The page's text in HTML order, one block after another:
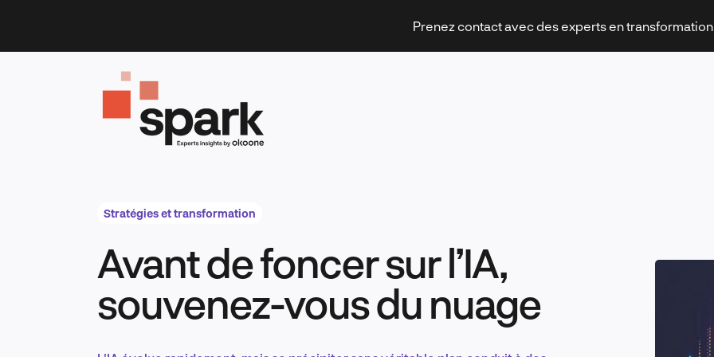
content
Prenez contact avec des experts en transformation
Technologies et innovation
Stratégies et transformation
Avant de foncer sur l’IA,
souvenez-vous du nuage